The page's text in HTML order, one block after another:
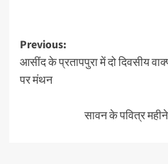
Previous:
आसींद के प्रतापपुरा में दो दिवसीय
पर मंथन
सावन के पवित्र